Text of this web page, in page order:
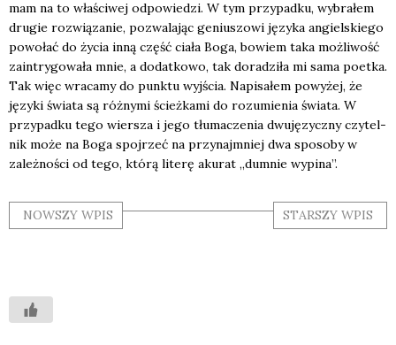
mam na to wła­ści­wej odpo­wie­dzi. W tym przy­pad­ku, wybra­łem
dru­gie roz­wią­za­nie, pozwa­la­jąc geniu­szo­wi języ­ka angiel­skie­go
powo­łać do życia inną część cia­ła Boga, bowiem taka moż­li­wość
zain­try­go­wa­ła mnie, a dodat­ko­wo, tak dora­dzi­ła mi sama poet­ka.
Tak więc wra­ca­my do punk­tu wyj­ścia. Napi­sa­łem powy­żej, że
języ­ki świa­ta są róż­ny­mi ścież­ka­mi do rozu­mie­nia świa­ta. W
przy­pad­ku tego wier­sza i jego tłu­ma­cze­nia dwu­ję­zycz­ny czy­tel­
nik może na Boga spoj­rzeć na przy­naj­mniej dwa spo­so­by w
zależ­no­ści od tego, któ­rą lite­rę aku­rat „dum­nie wypi­na”.
NOWSZY WPIS STARSZY WPIS